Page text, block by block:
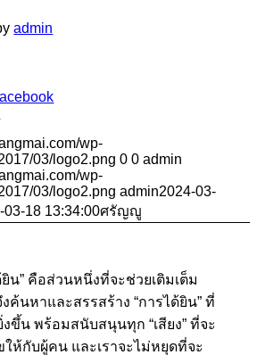
admin
wp-
03/logo2.png 0 0 admin
wp-
03/logo2.png admin2024-03-
03-18 13:34:00ศรัญญู
ยิน” คือส่วนหนึ่งที่จะช่วยเติมเต็ม
ค้นหาและสรรสร้าง “การได้ยิน” ที่
น พร้อมสนับสนุนทุก “เสียง” ที่จะ
ห้กับผู้คน และเราจะไม่หยุดที่จะ